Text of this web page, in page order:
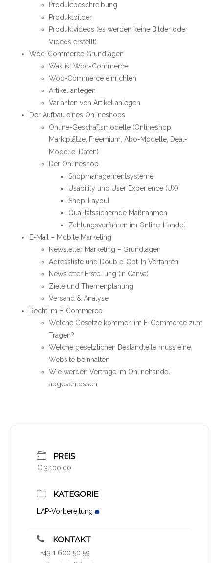
Produktbeschreibung
Produktbilder
Produktvideos (es werden keine Bilder oder
Videos erstellt)
Woo-Commerce Grundlagen
Was ist Woo-Commerce
Woo-Commerce einrichten
Artikel anlegen
Varianten von Artikel anlegen
Der Aufbau eines Onlineshops
Online-Geschäftsmodelle (Onlineshop,
Marktplätze, Freemium, Abo-Modelle, Deal-
Modelle, Daten)
Der Onlineshop
Shopmanagementsysteme
Usability und User Experience (UX)
Shop-Layout
Qualitätssichernde Maßnahmen
Zahlungsverfahren im Online-Handel
E-Mail – Mobile Marketing
Newsletter Marketing – Grundlagen
Adressliste und Double-Opt-In Verfahren
Newsletter Erstellung (in Canva)
Ziele und Themenplanung
Versand & Analyse
Recht im E-Commerce
Welche Gesetze kommen im E-Commerce zum
Tragen?
Welche gesetzlichen Bestandteile muss eine
Website beinhalten
Wie werden Verträge im Onlinehandel
abgeschlossen
PREIS
€ 3.100,00
KATEGORIE
LAP-Vorbereitung
KONTAKT
+43 1 600 50 59